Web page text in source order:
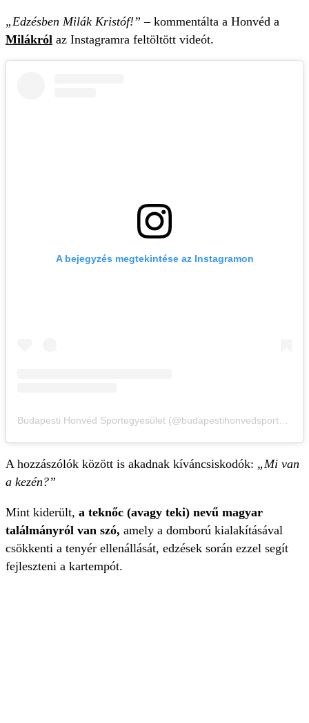
„Edzésben Milák Kristóf!” – kommentálta a Honvéd a
Milákról az Instagramra feltöltött videót.
A bejegyzés megtekintése az Instagramon
Budapesti Honvéd Sportegyesület (@budapestihonvedsportegyesulet) által megosztott bejegyzés
A hozzászólók között is akadnak kíváncsiskodók: „Mi van
a kezén?”
Mint kiderült, a teknőc (avagy teki) nevű magyar
találmányról van szó, amely a domború kialakításával
csökkenti a tenyér ellenállását, edzések során ezzel segít
fejleszteni a kartempót.